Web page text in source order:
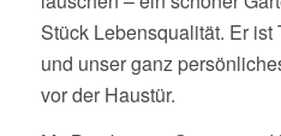
Stück Lebensqualität. Er
und unser ganz
vor der Haustür.